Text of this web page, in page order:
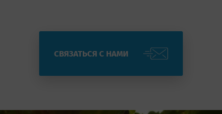
СВЯЗАТЬСЯ С НАМИ